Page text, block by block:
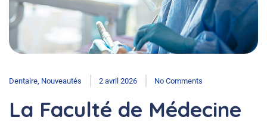
Dentaire Nouveautés 2 avril 2026 No Comments
La Faculté de Médecine